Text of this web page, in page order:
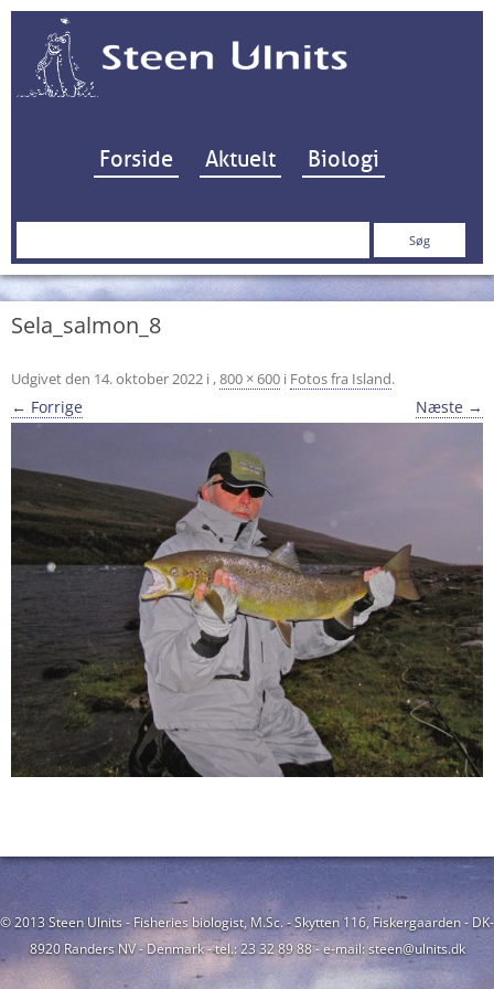
Hop til indhold
Forside Aktuelt Biologi
Søg
Sela_salmon_8
Udgivet den 14. oktober 2022 i ,800 × 600 i Fotos fra Island.
← Forrige Næste →
© 2013 Steen Ulnits - Fisheries biologist, M.Sc. - Skytten 116, Fiskergaarden - DK-
8920 Randers NV - Denmark - tel.: 23 32 89 88 - e-mail: steen@ulnits.dk